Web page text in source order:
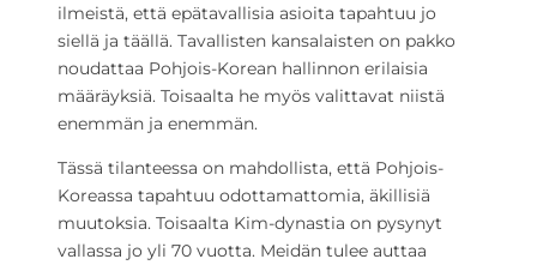
ilmeistä, että epätavallisia asioita tapahtuu jo
siellä ja täällä. Tavallisten kansalaisten on pakko
noudattaa Pohjois-Korean hallinnon erilaisia
määräyksiä. Toisaalta he myös valittavat niistä
enemmän ja enemmän.
Tässä tilanteessa on mahdollista, että Pohjois-
Koreassa tapahtuu odottamattomia, äkillisiä
muutoksia. Toisaalta Kim-dynastia on pysynyt
vallassa jo yli 70 vuotta. Meidän tulee auttaa